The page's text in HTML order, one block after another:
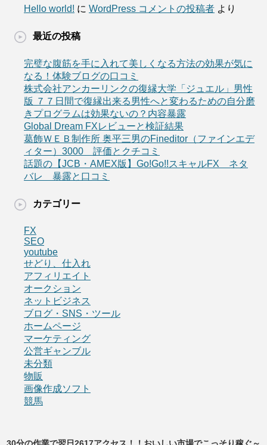
Hello world! に WordPress コメントの投稿者 より
最近の投稿
完璧な腹筋を手に入れて美しくなる方法の効果が気に
なる！体験ブログの口コミ
株式会社アンカーリンクの復縁大学「ジュエル」男性
版 ７７日間で復縁出来る男性へと変わるための自分磨
きプログラムは効果ないの？内容暴露
Global Dream FXレビューと検証結果
葛飾ＷＥＢ制作所 奥平三男のFineditor（ファインエデ
ィター）3000 評価とクチコミ
話題の【JCB・AMEX版】Go!Go!!スキャルFX ネタ
バレ 暴露と口コミ
カテゴリー
FX
SEO
youtube
せどり、仕入れ
アフィリエイト
オークション
ネットビジネス
ブログ・SNS・ツール
ホームページ
マーケティング
公営ギャンブル
未分類
物販
画像作成ソフト
競馬